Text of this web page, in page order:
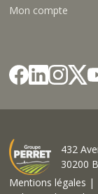
Mon compte
432
30200
Mentions légales |